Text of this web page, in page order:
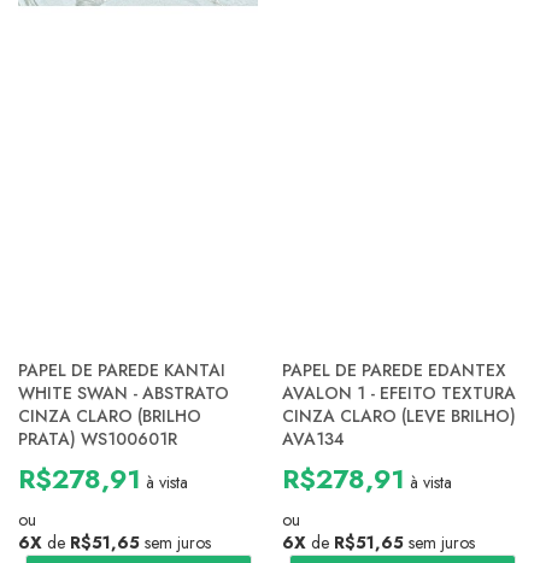
PAPEL DE PAREDE KANTAI
WHITE SWAN - ABSTRATO
CINZA CLARO (BRILHO
PRATA) WS100601R
R$278,91 à vista
ou
6X de R$51,65 sem juros
PAPEL DE PAREDE EDANTEX
AVALON 1 - EFEITO TEXTURA
CINZA CLARO (LEVE BRILHO)
AVA134
R$278,91 à vista
ou
6X de R$51,65 sem juros